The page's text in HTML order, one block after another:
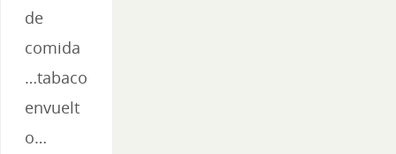
de
comida
…tabaco
envuelt
o…